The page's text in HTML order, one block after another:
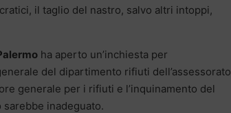
il taglio del nastro, salvo altri intoppi,
ha aperto un’inchiesta per
del dipartimento rifiuti dell’assessorato
generale per i rifiuti e l’inquinamento del
sarebbe inadeguato.